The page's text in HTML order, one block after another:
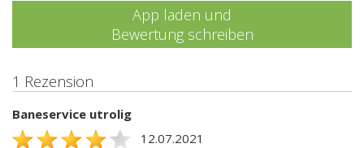
App laden und
Bewertung schreiben
1 Rezension
Baneservice utrolig
12.07.2021